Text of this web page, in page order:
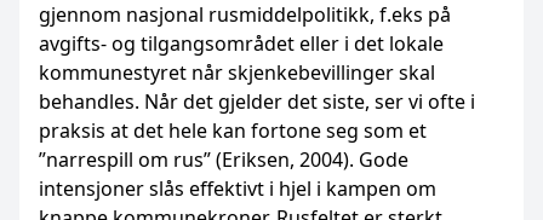
gjennom nasjonal rusmiddelpolitikk, f.eks på
avgifts- og tilgangsområdet eller i det lokale
kommunestyret når skjenkebevillinger skal
behandles. Når det gjelder det siste, ser vi ofte i
praksis at det hele kan fortone seg som et
”narrespill om rus” (Eriksen, 2004). Gode
intensjoner slås effektivt i hjel i kampen om